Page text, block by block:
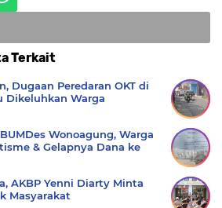
Terkait
Dugaan Peredaran OKT di
Dikeluhkan Warga
Wonoagung, Warga
& Gelapnya Dana ke
AKBP Yenni Diarty Minta
Masyarakat